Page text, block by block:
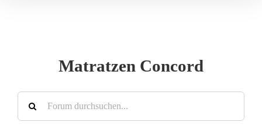
Matratzen Concord